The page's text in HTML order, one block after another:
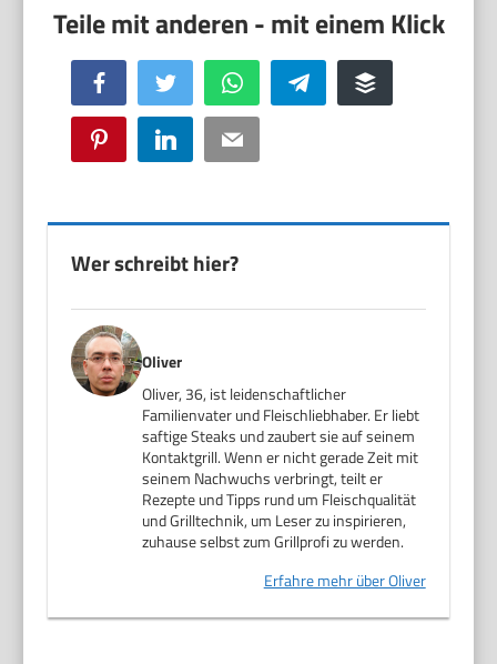
Facebook Twitter WhatsApp Telegram Buffer
Pinterest LinkedIn Email
Wer schreibt hier?
Oliver
Oliver, 36, ist leidenschaftlicher
Familienvater und Fleischliebhaber. Er liebt
saftige Steaks und zaubert sie auf seinem
Kontaktgrill. Wenn er nicht gerade Zeit mit
seinem Nachwuchs verbringt, teilt er
Rezepte und Tipps rund um Fleischqualität
und Grilltechnik, um Leser zu inspirieren,
zuhause selbst zum Grillprofi zu werden.
Erfahre mehr über Oliver